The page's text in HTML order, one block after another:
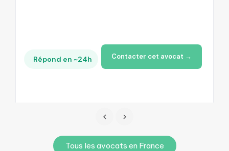
Répond en ~24h Contacter cet avocat →
Tous les avocats en France